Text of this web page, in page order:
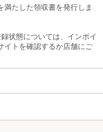
たした領収書を発行しま
状態については、インボイ
イトを確認するか店舗にご